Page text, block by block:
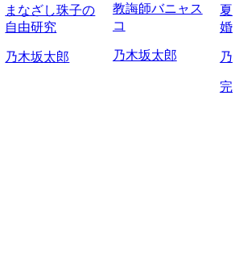
まなざし珠子の
自由研究
乃木坂太郎
教誨師バニャス
コ
乃木坂太郎
夏
婚
乃
完